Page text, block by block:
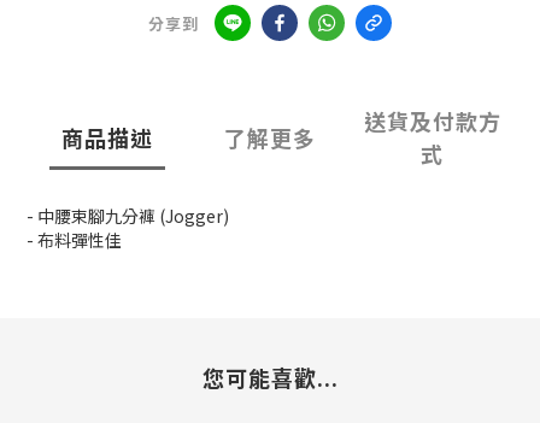
分享到
商品描述 了解更多
送貨及付款方
式
- 中腰束腳九分褲 (Jogger)
- 布料彈性佳
您可能喜歡...